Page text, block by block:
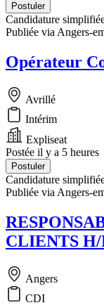
Postuler
Candidature
Publiée via Angers-
Opérateur
Avrillé
Intérim
Expliseat
Postée il y a 5 heures
Postuler
Candidature
Publiée via Angers-
CLIENTS H/
Angers
CDI